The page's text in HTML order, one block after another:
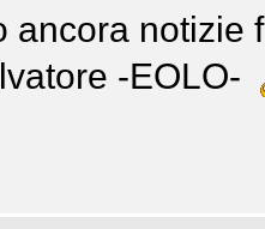
ancora notizie
-EOLO-